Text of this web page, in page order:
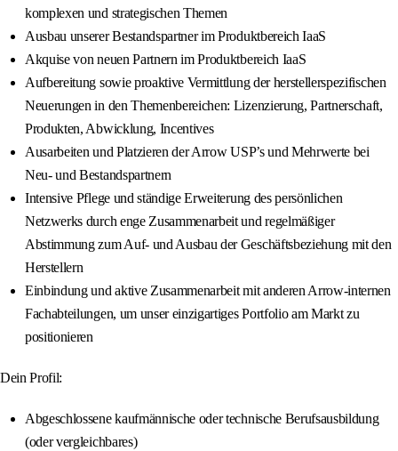
komplexen und strategischen Themen
Ausbau unserer Bestandspartner im Produktbereich IaaS
Akquise von neuen Partnern im Produktbereich IaaS
Aufbereitung sowie proaktive Vermittlung der herstellerspezifischen
Neuerungen in den Themenbereichen: Lizenzierung, Partnerschaft,
Produkten, Abwicklung, Incentives
Ausarbeiten und Platzieren der Arrow USP’s und Mehrwerte bei
Neu- und Bestandspartnern
Intensive Pflege und ständige Erweiterung des persönlichen
Netzwerks durch enge Zusammenarbeit und regelmäßiger
Abstimmung zum Auf- und Ausbau der Geschäftsbeziehung mit den
Herstellern
Einbindung und aktive Zusammenarbeit mit anderen Arrow-internen
Fachabteilungen, um unser einzigartiges Portfolio am Markt zu
positionieren
Dein Profil:
Abgeschlossene kaufmännische oder technische Berufsausbildung
(oder vergleichbares)